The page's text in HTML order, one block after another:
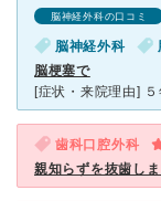
脳神経外科の口コミ
脳神経外科
脳梗塞で
歯科口腔外科
親知らずを抜歯し